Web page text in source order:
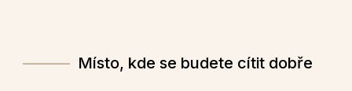
——— Místo, kde se budete cítit dobře